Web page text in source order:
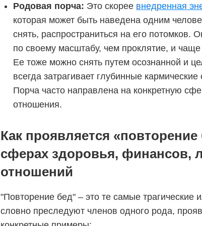
Родовая порча: Это скорее внедренная
которая может быть наведена одним
снять, распространиться на его потомков.
по своему масштабу, чем проклятие, и чаще
Ее тоже можно снять путем осознанной и
всегда затрагивает глубинные
Порча часто направлена на конкретную
отношения.
Как проявляется
сферах здоровья, финансов,
отношений
"Повторение бед" – это те самые трагические
словно преследуют членов одного рода,